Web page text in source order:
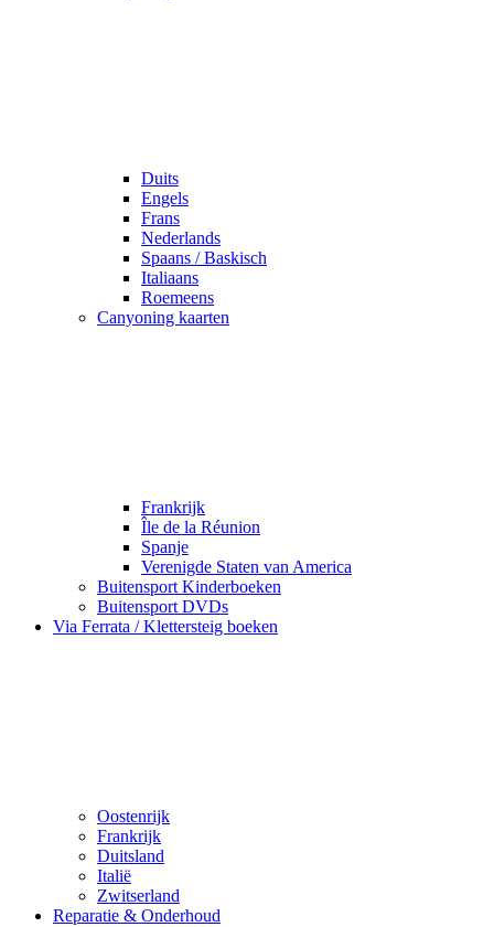
Duits
Engels
Frans
Nederlands
Spaans / Baskisch
Italiaans
Roemeens
Canyoning kaarten
Frankrijk
Île de la Réunion
Spanje
Verenigde Staten van America
Buitensport Kinderboeken
Buitensport DVDs
Via Ferrata / Klettersteig boeken
Oostenrijk
Frankrijk
Duitsland
Italië
Zwitserland
Reparatie & Onderhoud